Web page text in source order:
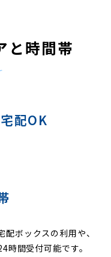
と時間帯
配OK
配ボックスの利用や、
時間受付可能です。